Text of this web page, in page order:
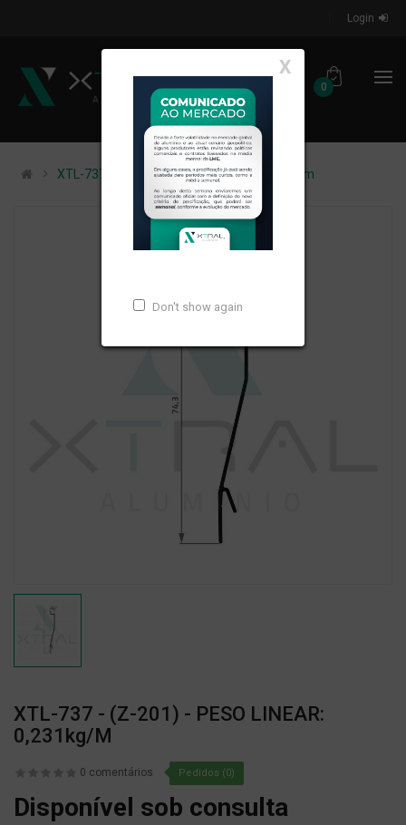
Login
0
X
Don't show again
XTL-737 - (Z-201) - PESO LINEAR: 0,231kg/m
XTL-737 - (Z-201) - PESO LINEAR:
0,231kg/m
0 comentários Pedidos (0)
Disponível sob consulta